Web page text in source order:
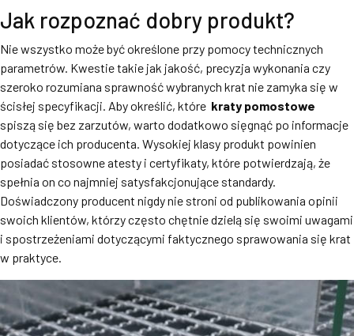
Jak rozpoznać dobry produkt?
Nie wszystko może być określone przy pomocy technicznych
parametrów. Kwestie takie jak jakość, precyzja wykonania czy
szeroko rozumiana sprawność wybranych krat nie zamyka się w
ścisłej specyfikacji. Aby określić, które kraty pomostowe
spiszą się bez zarzutów, warto dodatkowo sięgnąć po informacje
dotyczące ich producenta. Wysokiej klasy produkt powinien
posiadać stosowne atesty i certyfikaty, które potwierdzają, że
spełnia on co najmniej satysfakcjonujące standardy.
Doświadczony producent nigdy nie stroni od publikowania opinii
swoich klientów, którzy często chętnie dzielą się swoimi uwagami
i spostrzeżeniami dotyczącymi faktycznego sprawowania się krat
w praktyce.